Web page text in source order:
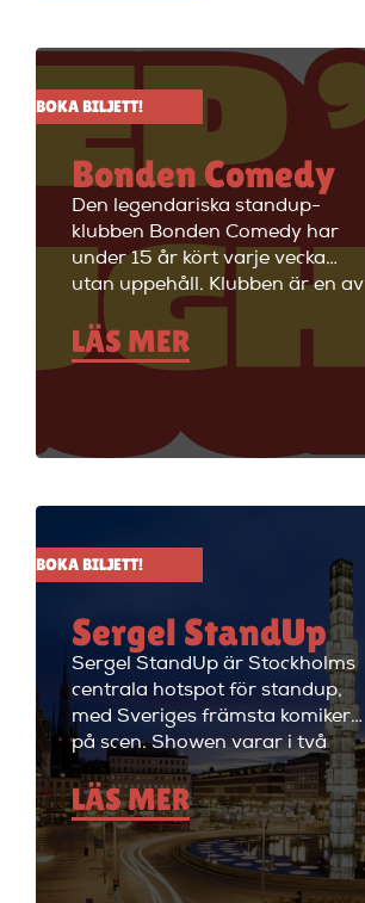
BOKA BILJETT!
Bonden Comedy
Den legendariska standup-
klubben Bonden Comedy har
under 15 år kört varje vecka
utan uppehåll. Klubben är en av
Stockholms äldsta
standupklubbar och är känd för
att ha de bästa komikerna i
välkommen till Big Ben Stand
LÄS MER
BOKA BILJETT!
Sergel StandUp
Sergel StandUp är Stockholms
centrala hotspot för standup,
med Sveriges främsta komiker
på scen. Showen varar i två
timmar med en paus, och
efteråt fortsätter kvällen med
cocktails i restaurangdelen.
Perfekt för en dejt eller en kväll
med vänner! Sergel StandUp är
LÄS MER